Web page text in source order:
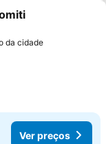
favoritos
da cidade
Ver preços